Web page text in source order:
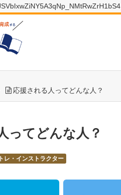
応援される人ってどんな人？
ってどんな人？
レ・インストラクター